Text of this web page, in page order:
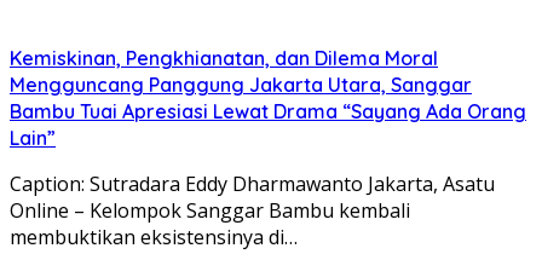
Kemiskinan, Pengkhianatan, dan Dilema Moral
Mengguncang Panggung Jakarta Utara, Sanggar
Bambu Tuai Apresiasi Lewat Drama “Sayang Ada Orang
Lain”
Caption: Sutradara Eddy Dharmawanto Jakarta, Asatu
Online – Kelompok Sanggar Bambu kembali
membuktikan eksistensinya di…